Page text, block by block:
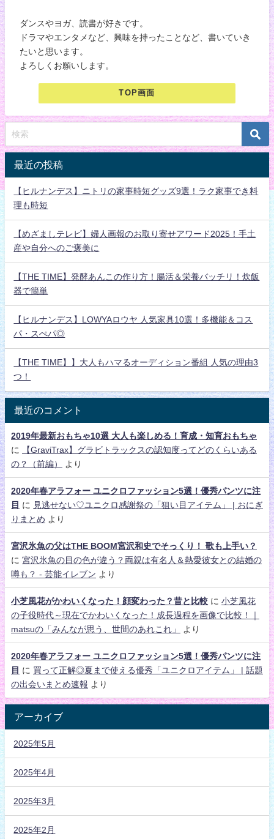
ダンスやヨガ、読書が好きです。
ドラマやエンタメなど、興味を持ったことなど、書いていき
たいと思います。
よろしくお願いします。
TOP画面
最近の投稿
【ヒルナンデス】ニトリの家事時短グッズ9選！ラク家事でき料
理も時短
【めざましテレビ】婦人画報のお取り寄せアワード2025！手土
産や自分へのご褒美に
【THE TIME】発酵あんこの作り方！腸活＆栄養バッチリ！炊飯
器で簡単
【ヒルナンデス】LOWYAロウヤ 人気家具10選！多機能＆コス
パ・スぺパ◎
【THE TIME】】大人もハマるオーディション番組 人気の理由3
つ！
最近のコメント
2019年最新おもちゃ10選 大人も楽しめる！育成・知育おもちゃ
に
【GraviTrax】グラビトラックスの認知度ってどのくらいある
の？（前編）
より
2020年春アラフォー ユニクロファッション5選！優秀パンツに注
目 に
見逃せない♡ユニクロ感謝祭の「狙い目アイテム」 | おにぎ
りまとめ より
宮沢氷魚の父はTHE BOOM宮沢和史でそっくり！ 歌も上手い？
に 宮沢氷魚の目の色が違う？両親は有名人＆熱愛彼女との結婚の
噂も？ - 芸能イレブン より
小芝風花がかわいくなった！顔変わった？昔と比較 に 小芝風花
の子役時代～現在でかわいくなった！成長過程を画像で比較！｜
matsuの「みんなが思う、世間のあれこれ」
より
2020年春アラフォー ユニクロファッション5選！優秀パンツに注
目 に 買って正解◎夏まで使える優秀「ユニクロアイテム」 | 話題
の出会いまとめ速報 より
アーカイブ
2025年5月
2025年4月
2025年3月
2025年2月